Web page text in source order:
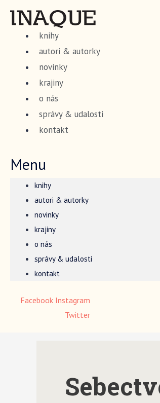
knihy
autori & autorky
novinky
krajiny
o nás
správy & udalosti
kontakt
Menu
knihy
autori & autorky
novinky
krajiny
o nás
správy & udalosti
kontakt
Facebook Instagram
Twitter